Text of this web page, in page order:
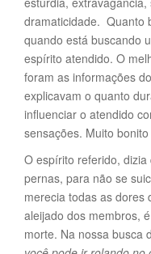
dramaticidade. Quanto
quando está buscando
espírito atendido. O
foram as informações
explicavam o quanto
influenciar o atendido
sensações. Muito bonito
O espírito referido,
pernas, para não se
merecia todas as dores
aleijado dos membros,
morte. Na nossa busca